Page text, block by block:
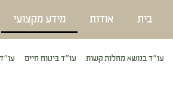
בית
אודות מידע מקצועי
עו״ד בנושא מחלות קשות עו״ד ביטוח חיים